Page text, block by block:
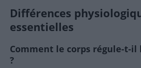
Différences
essentielles
Comment le corps régule-t-
?